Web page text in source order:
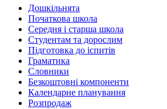
Дошкільнята
Початкова школа
Середня і старша школа
Студентам та дорослим
Підготовка до іспитів
Граматика
Словники
Безкоштовні компоненти
Календарне планування
Розпродаж